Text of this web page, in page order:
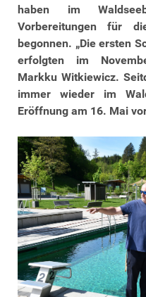
haben im
Vorbereitungen für
begonnen. „Die ersten
erfolgten im
Markku Witkiewicz.
immer wieder im
Eröffnung am 16. Mai